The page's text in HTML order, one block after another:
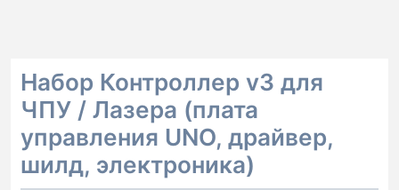
Набор Контроллер v3 для
ЧПУ / Лазера (плата
управления UNO, драйвер,
шилд, электроника)